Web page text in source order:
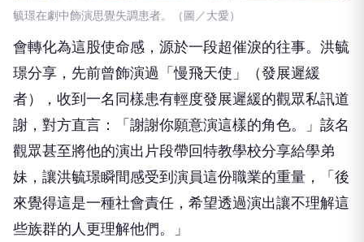
毓璟在劇中飾演思覺失調患者。（圖／大愛）
會轉化為這股使命感，源於一段超催淚的往事。洪毓
璟分享，先前曾飾演過「慢飛天使」（發展遲緩
者），收到一名同樣患有輕度發展遲緩的觀眾私訊道
謝，對方直言：「謝謝你願意演這樣的角色。」該名
觀眾甚至將他的演出片段帶回特教學校分享給學弟